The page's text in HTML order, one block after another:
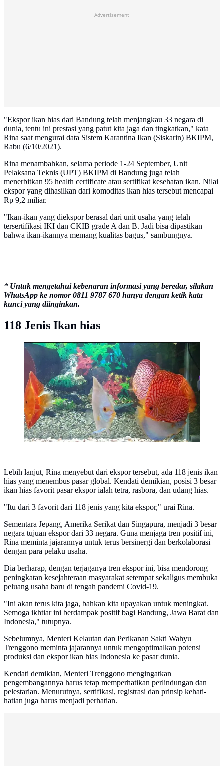
Advertisement
"Ekspor ikan hias dari Bandung telah menjangkau 33 negara di
dunia, tentu ini prestasi yang patut kita jaga dan tingkatkan," kata
Rina saat mengurai data Sistem Karantina Ikan (Siskarin) BKIPM,
Rabu (6/10/2021).
Rina menambahkan, selama periode 1-24 September, Unit
Pelaksana Teknis (UPT) BKIPM di Bandung juga telah
menerbitkan 95 health certificate atau sertifikat kesehatan ikan. Nilai
ekspor yang dihasilkan dari komoditas ikan hias tersebut mencapai
Rp 9,2 miliar.
"Ikan-ikan yang diekspor berasal dari unit usaha yang telah
tersertifikasi IKI dan CKIB grade A dan B. Jadi bisa dipastikan
bahwa ikan-ikannya memang kualitas bagus," sambungnya.
* Untuk mengetahui kebenaran informasi yang beredar, silakan
WhatsApp ke nomor 0811 9787 670 hanya dengan ketik kata
kunci yang diinginkan.
118 Jenis Ikan hias
Ekspor ikan hias dari Bandung telah menjangkau 33
negara di dunia. (Dok KKP)
Lebih lanjut, Rina menyebut dari ekspor tersebut, ada 118 jenis ikan
hias yang menembus pasar global. Kendati demikian, posisi 3 besar
ikan hias favorit pasar ekspor ialah tetra, rasbora, dan udang hias.
"Itu dari 3 favorit dari 118 jenis yang kita ekspor," urai Rina.
Sementara Jepang, Amerika Serikat dan Singapura, menjadi 3 besar
negara tujuan ekspor dari 33 negara. Guna menjaga tren positif ini,
Rina meminta jajarannya untuk terus bersinergi dan berkolaborasi
dengan para pelaku usaha.
Dia berharap, dengan terjaganya tren ekspor ini, bisa mendorong
peningkatan kesejahteraan masyarakat setempat sekaligus membuka
peluang usaha baru di tengah pandemi Covid-19.
"Ini akan terus kita jaga, bahkan kita upayakan untuk meningkat.
Semoga ikhtiar ini berdampak positif bagi Bandung, Jawa Barat dan
Indonesia," tutupnya.
Sebelumnya, Menteri Kelautan dan Perikanan Sakti Wahyu
Trenggono meminta jajarannya untuk mengoptimalkan potensi
produksi dan ekspor ikan hias Indonesia ke pasar dunia.
Kendati demikian, Menteri Trenggono mengingatkan
pengembangannya harus tetap memperhatikan perlindungan dan
pelestarian. Menurutnya, sertifikasi, registrasi dan prinsip kehati-
hatian juga harus menjadi perhatian.